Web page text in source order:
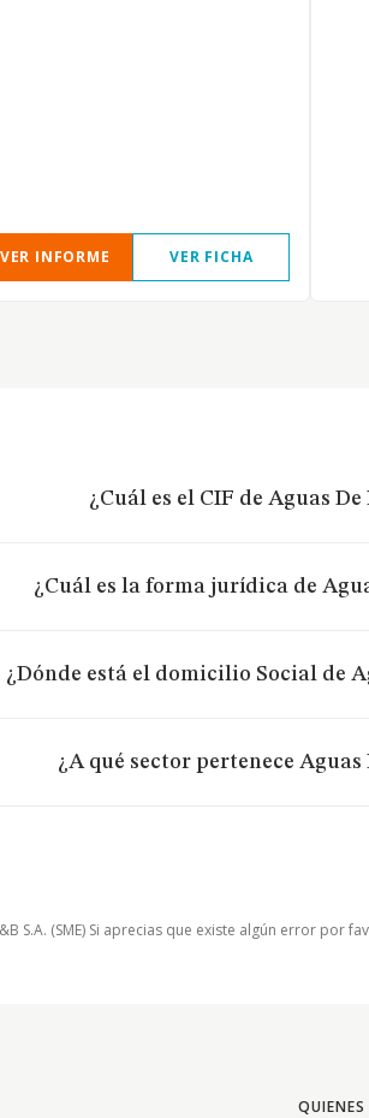
VER INFORME VER FICHA
¿Cuál es el CIF de Aguas
¿Cuál es la forma jurídica de
¿Dónde está el domicilio Social de
¿A qué sector pertenece
S.A. (SME) Si aprecias que existe algún error